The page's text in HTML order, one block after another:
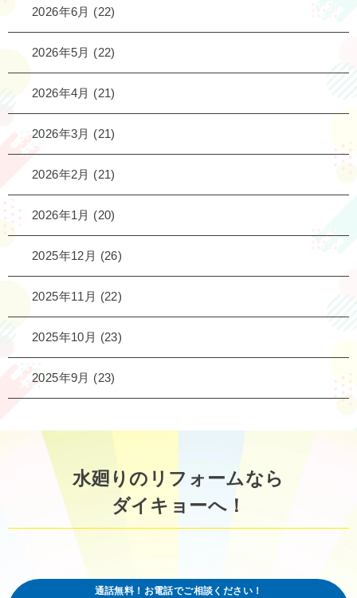
2026年6月 (22)
2026年5月 (22)
2026年4月 (21)
2026年3月 (21)
2026年2月 (21)
2026年1月 (20)
2025年12月 (26)
2025年11月 (22)
2025年10月 (23)
2025年9月 (23)
水廻りのリフォームなら
ダイキョーへ！
通話無料！お電話でご相談ください！